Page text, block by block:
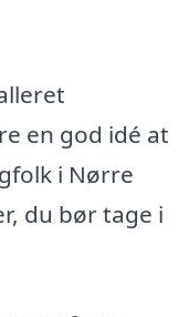
en god idé at
i Nørre
du bør tage i